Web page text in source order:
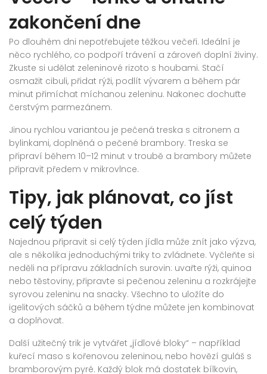
zakončení dne
Po dlouhém dni nepotřebujete těžkou večeři. Ideální je
něco rychlého, co podpoří trávení a zároveň doplní živiny.
Zkuste si udělat zeleninové rizoto s houbami. Stačí
osmažit cibuli, přidat rýži, podlít vývarem a během pár
minut přimíchat míchanou zeleninu. Nakonec dochuťte
čerstvým parmezánem.
Jinou rychlou variantou je pečená treska s citronem a
bylinkami, doplněná o pečené brambory. Treska se
připraví během 10–12 minut v troubě a brambory můžete
připravit předem v mikrovlnce.
Tipy, jak plánovat, co jíst
celý týden
Najednou připravit si celý týden jídla může znít jako výzva,
ale s několika jednoduchými triky to zvládnete. Vyčleňte si
neděli na přípravu základních surovin: uvařte rýži, quinoa
nebo těstoviny, připravte si pečenou zeleninu a rozkrájejte
syrovou zeleninu na snacky. Všechno to uložíte do
igelitových sáčků a během týdne můžete jen kombinovat
a doplňovat.
Další užitečný trik je vytvářet „jídlové bloky“ – například
kuřecí maso s kořenovou zeleninou, nebo hovězí guláš s
bramborovým pyré. Každý blok má dostatek bílkovin,